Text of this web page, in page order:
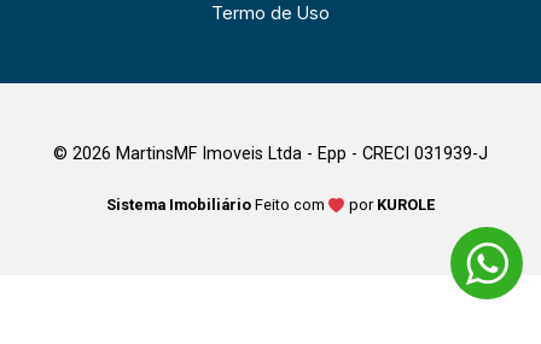
Termo de Uso
© 2026 MartinsMF Imoveis Ltda - Epp - CRECI 031939-J
Sistema Imobiliário Feito com por KUROLE